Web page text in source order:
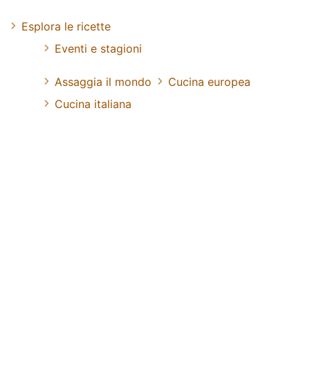
Esplora le ricette
Eventi e stagioni
Assaggia il mondo
Cucina europea
Cucina italiana